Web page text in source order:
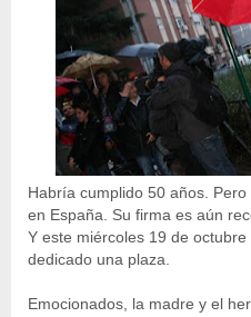
Habría cumplido 50 años.
en España. Su firma es aún
Y este miércoles 19 de
dedicado una plaza.
Emocionados, la madre y el